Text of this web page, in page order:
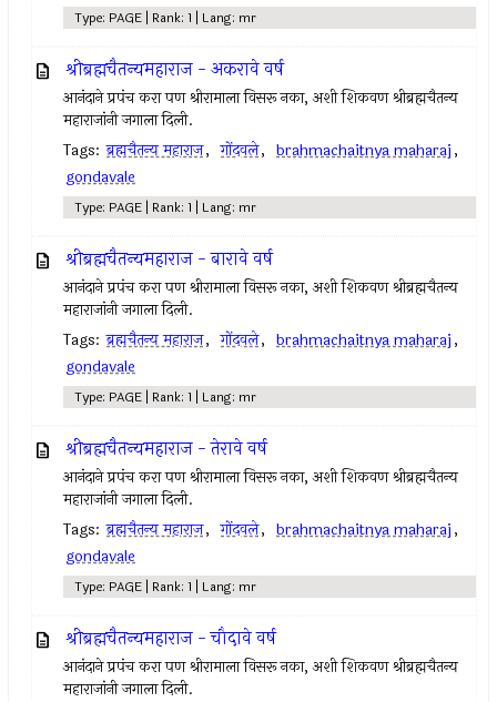
Type: PAGE | Rank: 1 | Lang: mr
श्रीब्रह्मचैतन्यमहाराज - अकरावे वर्ष
आनंदाने प्रपंच करा पण श्रीरामाला विसरू नका, अशी शिकवण श्रीब्रह्मचैतन्य
महाराजांनी जगाला दिली.
Tags: ब्रह्मचैतन्य महाराज, गोंदवले, brahmachaitnya maharaj,
gondavale
Type: PAGE | Rank: 1 | Lang: mr
श्रीब्रह्मचैतन्यमहाराज - बारावे वर्ष
आनंदाने प्रपंच करा पण श्रीरामाला विसरू नका, अशी शिकवण श्रीब्रह्मचैतन्य
महाराजांनी जगाला दिली.
Tags: ब्रह्मचैतन्य महाराज, गोंदवले, brahmachaitnya maharaj,
gondavale
Type: PAGE | Rank: 1 | Lang: mr
श्रीब्रह्मचैतन्यमहाराज - तेरावे वर्ष
आनंदाने प्रपंच करा पण श्रीरामाला विसरू नका, अशी शिकवण श्रीब्रह्मचैतन्य
महाराजांनी जगाला दिली.
Tags: ब्रह्मचैतन्य महाराज, गोंदवले, brahmachaitnya maharaj,
gondavale
Type: PAGE | Rank: 1 | Lang: mr
श्रीब्रह्मचैतन्यमहाराज - चौदावे वर्ष
आनंदाने प्रपंच करा पण श्रीरामाला विसरू नका, अशी शिकवण श्रीब्रह्मचैतन्य
महाराजांनी जगाला दिली.